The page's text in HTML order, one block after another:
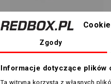
40
106552 01
Zgody
Informacje dotyczące plików
Ta witryna korzysta z własnych